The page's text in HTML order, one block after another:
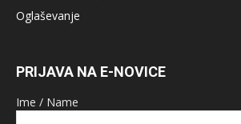
Oglaševanje
PRIJAVA NA E-NOVICE
Ime / Name